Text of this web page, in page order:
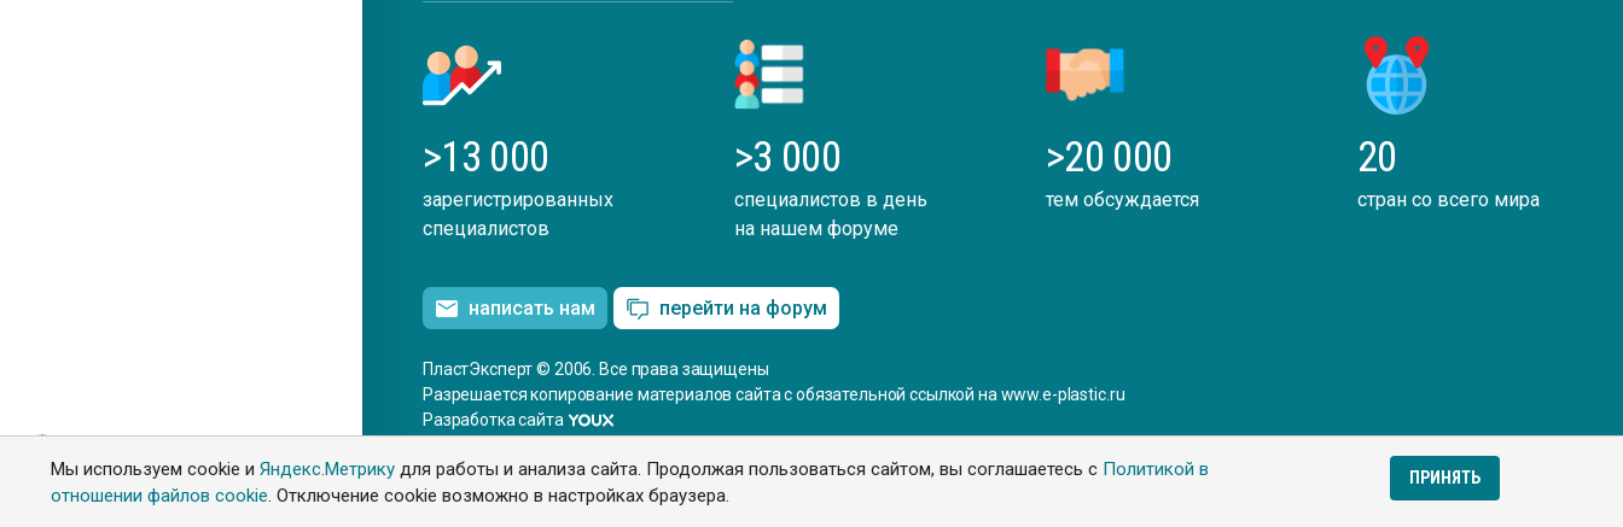
Мы используем cookie иЯндекс.Метрику для работы и анализа сайта. Продолжая пользоваться сайтом, вы соглашаетесь с Политикой в
отношении файлов cookie. Отключение cookie возможно в настройках браузера.
ПРИНЯТЬ
>13 000
зарегистрированных
специалистов
>3 000
специалистов в день
на нашем форуме
>20 000
тем обсуждается
20
стран со всего мира
написать нам перейти на форум
ПластЭксперт © 2006. Все права защищены
Разрешается копирование материалов сайта с обязательной ссылкой на www.e-plastic.ru
Разработка сайта